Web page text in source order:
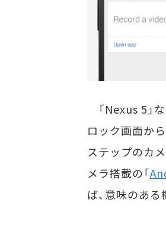
「Nexus 5」
ロック画面か
ステップのカ
メラ搭載の「
ば、意味のある